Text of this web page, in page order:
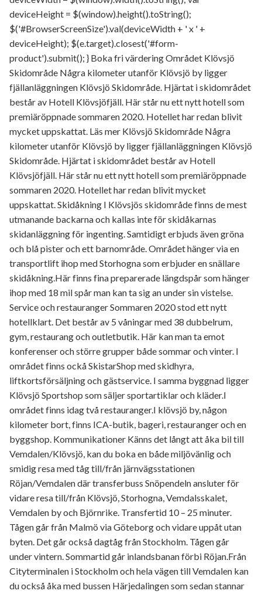
deviceHeight = $(window).height().toString();
$('#BrowserScreenSize').val(deviceWidth + ' x ' +
deviceHeight); $(e.target).closest('#form-
product').submit(); } Boka fri värdering Området Klövsjö
Skidområde Några kilometer utanför Klövsjö by ligger
fjällanläggningen Klövsjö Skidområde. Hjärtat i skidområdet
består av Hotell Klövsjöfjäll. Här står nu ett nytt hotell som
premiäröppnade sommaren 2020. Hotellet har redan blivit
mycket uppskattat. Läs mer Klövsjö Skidområde Några
kilometer utanför Klövsjö by ligger fjällanläggningen Klövsjö
Skidområde. Hjärtat i skidområdet består av Hotell
Klövsjöfjäll. Här står nu ett nytt hotell som premiäröppnade
sommaren 2020. Hotellet har redan blivit mycket
uppskattat. Skidåkning I Klövsjös skidområde finns de mest
utmanande backarna och kallas inte för skidåkarnas
skidanläggning för ingenting. Samtidigt erbjuds även gröna
och blå pister och ett barnområde. Området hänger via en
transportlift ihop med Storhogna som erbjuder en snällare
skidåkning.Här finns fina preparerade längdspår som hänger
ihop med 18 mil spår man kan ta sig an under sin vistelse.
Service och restauranger Sommaren 2020 stod ett nytt
hotellklart. Det består av 5 våningar med 38 dubbelrum,
gym, restaurang och outletbutik. Här kan man ta emot
konferenser och större grupper både sommar och vinter. I
området finns ockå SkistarShop med skidhyra,
liftkortsförsäljning och gästservice. I samma byggnad ligger
Klövsjö Sportshop som säljer sportartiklar och kläder.I
området finns idag två restauranger.I klövsjö by, någon
kilometer bort, finns ICA-butik, bageri, restauranger och en
byggshop. Kommunikationer Känns det långt att åka bil till
Vemdalen/Klövsjö, kan du boka en både miljövänlig och
smidig resa med tåg till/från järnvägsstationen
Röjan/Vemdalen där transferbuss Snöpendeln ansluter för
vidare resa till/från Klövsjö, Storhogna, Vemdalsskalet,
Vemdalen by och Björnrike. Transfertid 10 – 25 minuter.
Tågen går från Malmö via Göteborg och vidare uppåt utan
byten. Det går också dagtåg från Stockholm. Tågen går
under vintern. Sommartid går inlandsbanan förbi Röjan.Från
Cityterminalen i Stockholm och hela vägen till Vemdalen kan
du också åka med bussen Härjedalingen som sedan stannar